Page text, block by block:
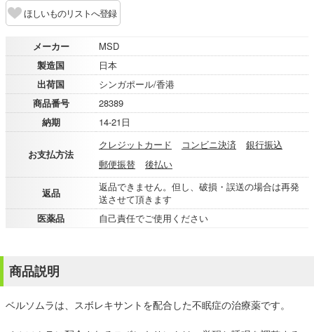
ほしいものリストへ登録
メーカー
MSD
製造国
日本
出荷国
シンガポール/香港
商品番号
28389
納期
14-21日
お支払方法
クレジットカード コンビニ決済
銀行振込
郵便振替
後払い
返品
返品できません。但し、破損・誤送の場合は再発
送させて頂きます
医薬品
自己責任でご使用ください
商品説明
ベルソムラは、スボレキサントを配合した不眠症の治療薬です。